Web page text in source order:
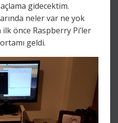
gidecektim.
neler var ne yok
ilk önce Raspberry Pi’ler
geldi.